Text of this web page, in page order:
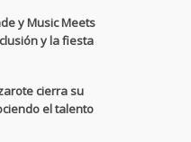
y Music Meets
y la fiesta
cierra su
el talento